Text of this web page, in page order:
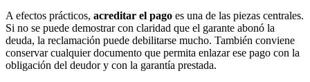
A efectos prácticos, acreditar el pago es una de las piezas centrales.
Si no se puede demostrar con claridad que el garante abonó la
deuda, la reclamación puede debilitarse mucho. También conviene
conservar cualquier documento que permita enlazar ese pago con la
obligación del deudor y con la garantía prestada.